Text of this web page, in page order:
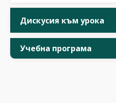
Дискусия към урока
Учебна програма